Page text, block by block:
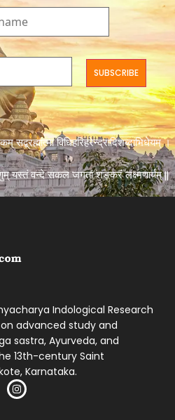
सद्ब्रह्मात्मा विधिहरिहरेन्द्रादिशब्दाभिधेयम् ।
यस्तं वन्दे सकल जगतां शङ्करं लक्ष्मणार्यम् ||
Indological Research
advanced study and
sastra, Ayurveda, and
13th-century Saint
Karnataka.